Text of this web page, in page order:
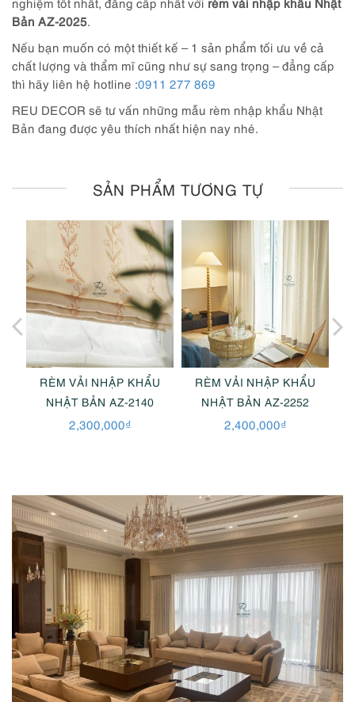
Bản AZ-2025
Nếu bạn muốn có một thiết kế – 1 sản phẩm tối ưu về cả
chất lượng và thẩm mĩ cũng như sự sang trọng – đẳng cấp
thì hãy liên hệ hotline :0911 277 869
REU DECOR sẽ tư vấn những mẫu rèm nhập khẩu Nhật
Bản đang được yêu thích nhất hiện nay nhé.
SẢN PHẨM TƯƠNG TỰ
RÈM VẢI NHẬP KHẨU
NHẬT BẢN AZ-2140
2,300,000₫
RÈM VẢI NHẬP KHẨU
NHẬT BẢN AZ-2252
2,400,000₫